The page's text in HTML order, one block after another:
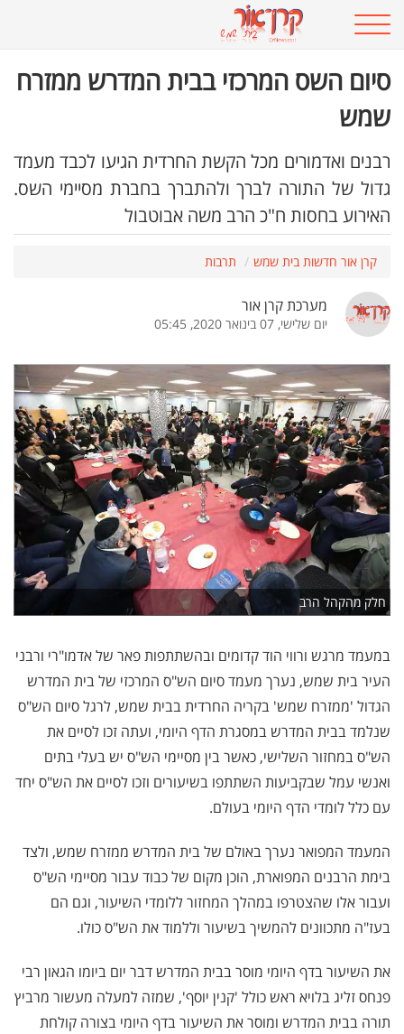
סיום השס המרכזי בבית המדרש ממזרח
שמש
רבנים ואדמורים מכל הקשת החרדית הגיעו לכבד מעמד
גדול של התורה לברך ולהתברך בחברת מסיימי השס.
האירוע בחסות ח"כ הרב משה אבוטבול
קרן אור חדשות בית שמש תרבות
מערכת קרן אור
יום שלישי, 07 בינואר 2020, 05:45
חלק מהקהל הרב
במעמד מרגש ורווי הוד קדומים ובהשתתפות פאר של אדמו"רי ורבני
העיר בית שמש, נערך מעמד סיום הש"ס המרכזי של בית המדרש
הגדול 'ממזרח שמש' בקריה החרדית בבית שמש, לרגל סיום הש"ס
שנלמד בבית המדרש במסגרת הדף היומי, ועתה זכו לסיים את
הש"ס במחזור השלישי, כאשר בין מסיימי הש"ס יש בעלי בתים
ואנשי עמל שבקביעות השתתפו בשיעורים וזכו לסיים את הש"ס יחד
עם כלל לומדי הדף היומי בעולם.
המעמד המפואר נערך באולם של בית המדרש ממזרח שמש, ולצד
בימת הרבנים המפוארת, הוכן מקום של כבוד עבור מסיימי הש"ס
ועבור אלו שהצטרפו במהלך המחזור ללומדי השיעור, וגם הם
בעז"ה מתכוונים להמשיך בשיעור וללמוד את הש"ס כולו.
את השיעור בדף היומי מוסר בבית המדרש דבר יום ביומו הגאון רבי
פנחס זליג בלויא ראש כולל 'קנין יוסף', שמזה למעלה מעשור מרביץ
תורה בבית המדרש ומוסר את השיעור בדף היומי בצורה קולחת